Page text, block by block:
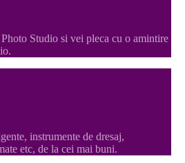
Studio si vei pleca cu o amintire
instrumente de dresaj,
etc, de la cei mai buni.